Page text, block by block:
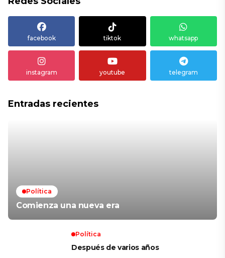
facebook tiktok whatsapp
instagram youtube telegram
Entradas recientes
Política
Comienza una nueva era
Política
Después de varios años